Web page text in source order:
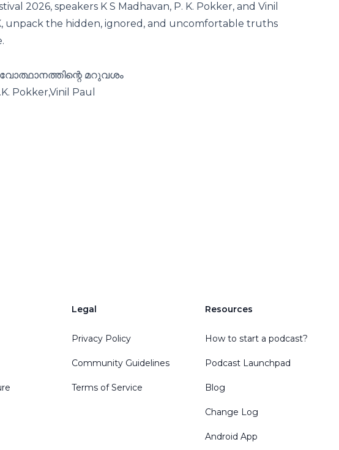
2026, speakers K S Madhavan, P. K. Pokker, and Vinil
unpack the hidden, ignored, and uncomfortable truths
മറുവശം
Pokker,Vinil Paul
Legal
Privacy Policy
Community Guidelines
Terms of Service
Resources
How to start a podcast?
Podcast Launchpad
Blog
Change Log
Android App